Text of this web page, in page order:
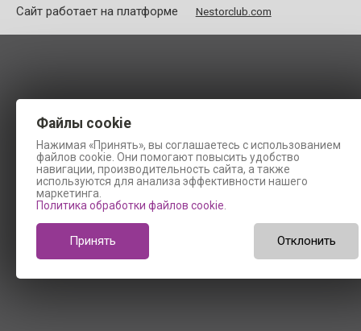
Сайт работает на платформе Nestorclub.com
Файлы cookie
Нажимая «Принять», вы соглашаетесь с использованием
файлов cookie. Они помогают повысить удобство
навигации, производительность сайта, а также
используются для анализа эффективности нашего
маркетинга.
Политика обработки файлов cookie
Принять Отклонить